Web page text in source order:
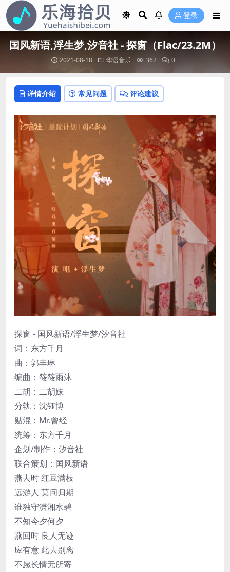
登录
国风新语,浮生梦,汐音社 - 探窗（Flac/23.2M）
2021-08-18 华语音乐 362 0
详情介绍 常见问题 评论建议
探窗 - 国风新语/浮生梦/汐音社
词：东方千月
曲：郭丰琳
编曲：筱筱雨沐
二胡：二胡妹
分轨：沈钰博
贴混：Mr.曾经
统筹：东方千月
企划/制作：汐音社
联合策划：国风新语
燕去时 红豆满枝
远游人 莫问归期
谁独守潇湘水碧
不知今夕何夕
燕回时 良人无迹
应有意 此去别离
不愿长情无所寄